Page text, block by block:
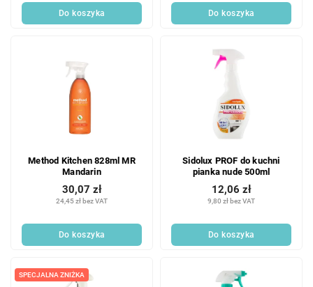
Do koszyka Do koszyka
Method Kitchen 828ml MR
Mandarin
24,45 zł bez VAT
30,07 zł
Do koszyka
Sidolux PROF do kuchni
pianka nude 500ml
9,80 zł bez VAT
12,06 zł
Do koszyka
SPECJALNA ZNIŻKA